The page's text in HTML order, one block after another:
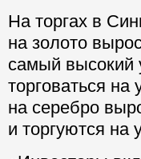
На торгах в
на золото
самый высокий
торговаться
на серебро
и торгуются на